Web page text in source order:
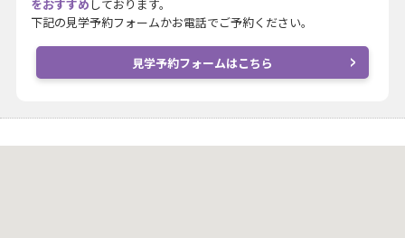
をおすすめ しております。
下記の見学予約フォームかお電話でご予約ください。
見学予約フォームはこちら